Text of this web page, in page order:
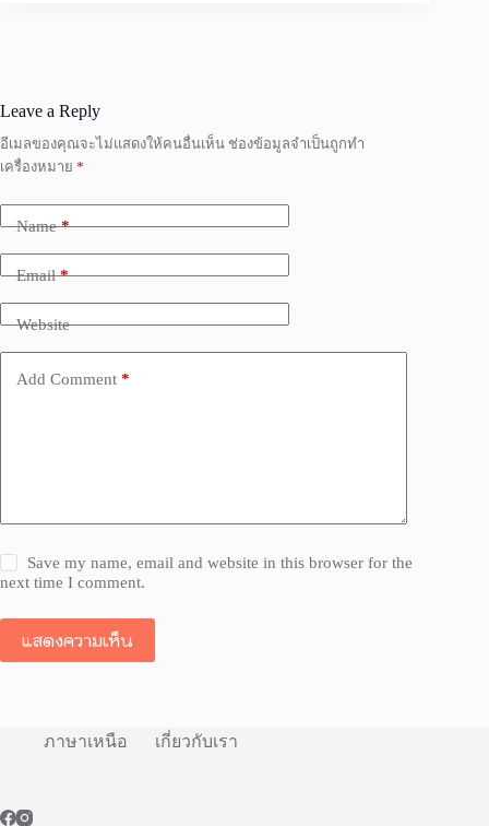
Leave a Reply
อีเมลของคุณจะไม่แสดงให้คนอื่นเห็น ช่องข้อมูลจำเป็นถูกทำ
เครื่องหมาย *
Name*
Email*
Website
Add Comment *
Save my name, email and website in this browser for the
next time I comment.
แสดงความเห็น
ภาษาเหนือ เกี่ยวกับเรา